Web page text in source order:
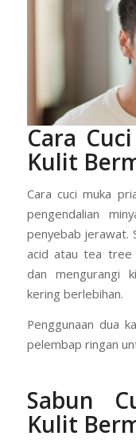
Cara
Kulit
Cara cuci muka
pengendalian
penyebab jerawat.
acid atau tea tree
dan mengurangi
kering berlebihan.
Penggunaan dua
pelembap ringan
Sabun
Kulit